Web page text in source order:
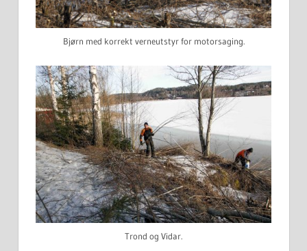
Bjørn med korrekt verneutstyr for motorsaging.
Trond og Vidar.